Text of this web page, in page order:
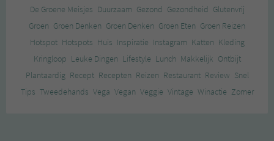
De Groene Meisjes Duurzaam Gezond Gezondheid Glutenvrij
Groen Groen Denken Groen Denken Groen Eten Groen Reizen
Hotspot Hotspots Huis Inspiratie Instagram Katten Kleding
Kringloop Leuke Dingen Lifestyle Lunch Makkelijk Ontbijt
Plantaardig Recept Recepten Reizen Restaurant Review Snel
Tips Tweedehands Vega Vegan Veggie Vintage Winactie Zomer